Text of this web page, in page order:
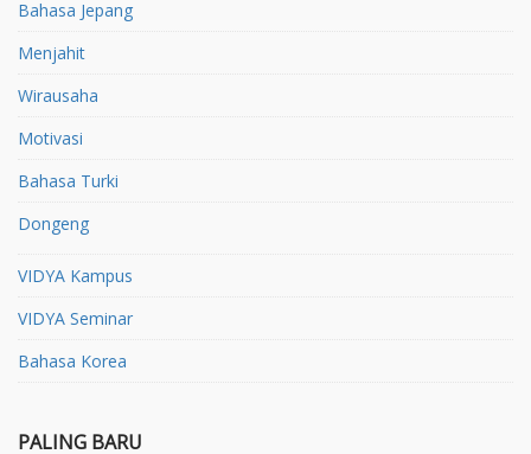
Bahasa Jepang
Menjahit
Wirausaha
Motivasi
Bahasa Turki
Dongeng
VIDYA Kampus
VIDYA Seminar
Bahasa Korea
PALING BARU